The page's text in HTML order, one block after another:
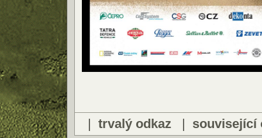
| trvalý odkaz | související